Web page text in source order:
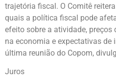
trajetória fiscal. O Comitê
quais a política fiscal pode
efeito sobre a atividade, preços
na economia e expectativas de
última reunião do Copom,
Juros